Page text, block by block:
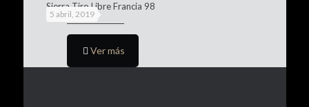
5 abril, 2019
Sierra Tiro Libre Francia 98
Ver más